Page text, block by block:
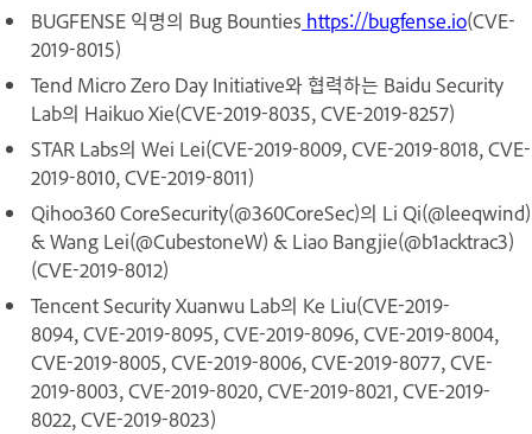
BUGFENSE 익명의 Bug Bounties https://bugfense.io(CVE-
2019-8015)
Tend Micro Zero Day Initiative와 협력하는 Baidu Security
Lab의 Haikuo Xie(CVE-2019-8035, CVE-2019-8257)
STAR Labs의 Wei Lei(CVE-2019-8009, CVE-2019-8018, CVE-
2019-8010, CVE-2019-8011)
Qihoo360 CoreSecurity(@360CoreSec)의 Li Qi(@leeqwind)
& Wang Lei(@CubestoneW) & Liao Bangjie(@b1acktrac3)
(CVE-2019-8012)
Tencent Security Xuanwu Lab의 Ke Liu(CVE-2019-
8094, CVE-2019-8095, CVE-2019-8096, CVE-2019-8004,
CVE-2019-8005, CVE-2019-8006, CVE-2019-8077, CVE-
2019-8003, CVE-2019-8020, CVE-2019-8021, CVE-2019-
8022, CVE-2019-8023)